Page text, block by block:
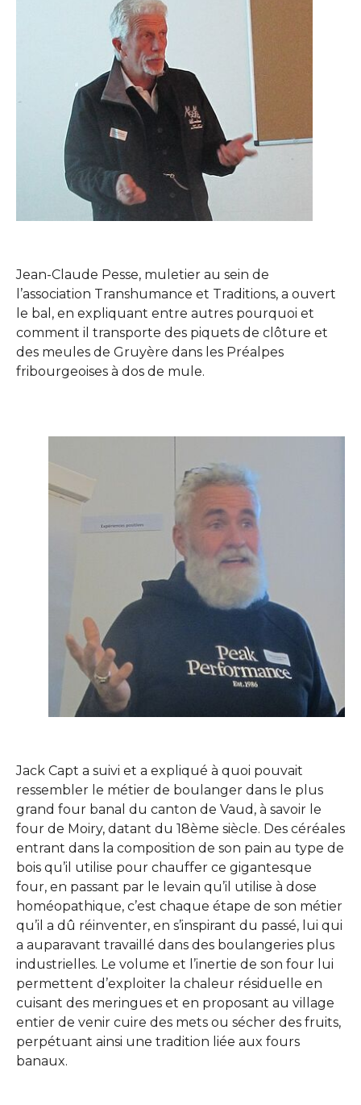
Jean-Claude Pesse, muletier au sein de
l’association Transhumance et Traditions, a ouvert
le bal, en expliquant entre autres pourquoi et
comment il transporte des piquets de clôture et
des meules de Gruyère dans les Préalpes
fribourgeoises à dos de mule.
Jack Capt a suivi et a expliqué à quoi pouvait
ressembler le métier de boulanger dans le plus
grand four banal du canton de Vaud, à savoir le
four de Moiry, datant du 18ème siècle. Des céréales
entrant dans la composition de son pain au type de
bois qu’il utilise pour chauffer ce gigantesque
four, en passant par le levain qu’il utilise à dose
homéopathique, c’est chaque étape de son métier
qu’il a dû réinventer, en s’inspirant du passé, lui qui
a auparavant travaillé dans des boulangeries plus
industrielles. Le volume et l’inertie de son four lui
permettent d’exploiter la chaleur résiduelle en
cuisant des meringues et en proposant au village
entier de venir cuire des mets ou sécher des fruits,
perpétuant ainsi une tradition liée aux fours
banaux.